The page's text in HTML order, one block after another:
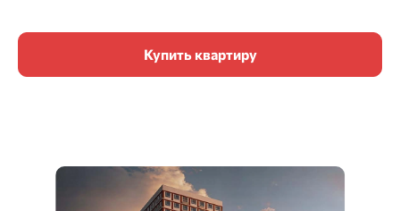
Купить квартиру